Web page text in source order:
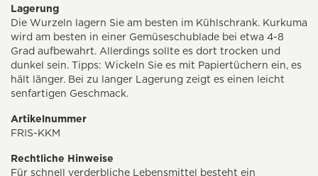
Lagerung
Die Wurzeln lagern Sie am besten im Kühlschrank. Kurkuma
wird am besten in einer Gemüseschublade bei etwa 4-8
Grad aufbewahrt. Allerdings sollte es dort trocken und
dunkel sein. Tipps: Wickeln Sie es mit Papiertüchern ein, es
hält länger. Bei zu langer Lagerung zeigt es einen leicht
senfartigen Geschmack.
Artikelnummer
FRIS-KKM
Rechtliche Hinweise
Für schnell verderbliche Lebensmittel besteht ein